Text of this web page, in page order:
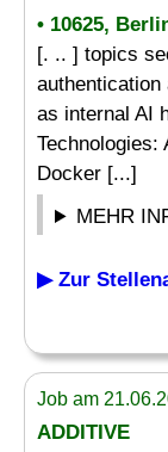
• 10625,
[. .. ] topics
as internal AI
Technologies:
Docker [...]
MEHR
▶ Zur
Job am
ADDITIVE